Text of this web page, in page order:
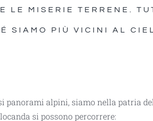
LE MISERIE TERRENE.
SIAMO PIÙ VICINI AL
panorami alpini, siamo nella patria
si possono percorrere: